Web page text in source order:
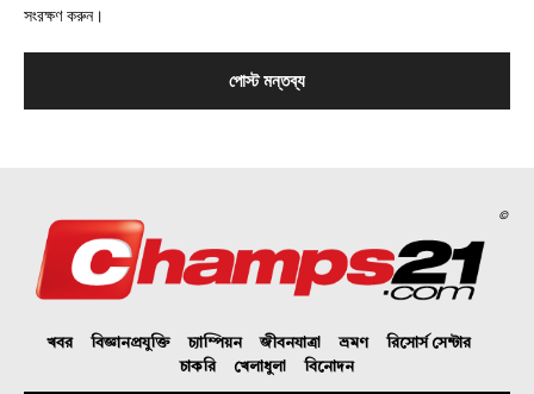
সংরক্ষণ করুন।
©
খবর বিজ্ঞানপ্রযুক্তি চ্যাম্পিয়ন জীবনযাত্রা ভ্রমণ
রিসোর্স সেন্টার
চাকরি
খেলাধুলা বিনোদন